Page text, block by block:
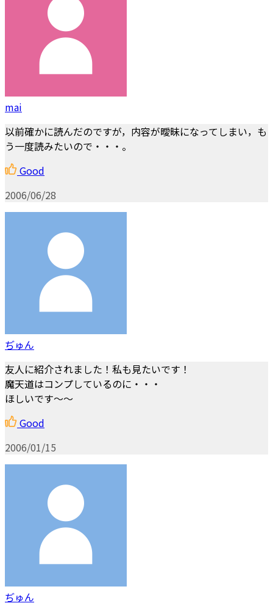
mai
以前確かに読んだのですが，内容が曖昧になってしまい，も
う一度読みたいので・・・。
Good
2006/06/28
ぢゅん
友人に紹介されました！私も見たいです！
魔天道はコンプしているのに・・・
ほしいです～～
Good
2006/01/15
ぢゅん